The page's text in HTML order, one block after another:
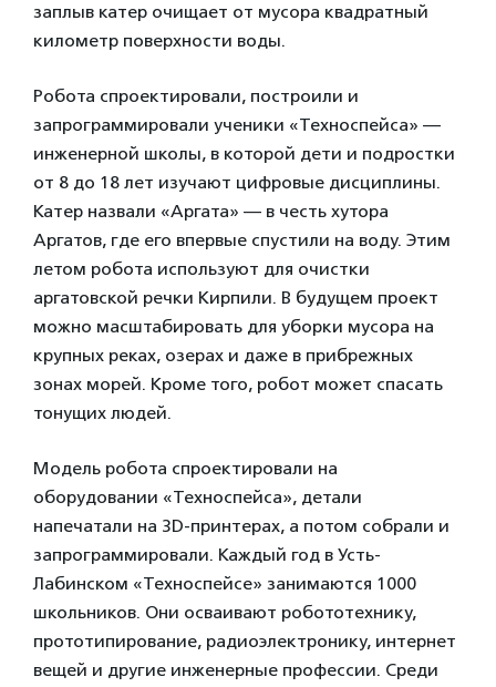
заплыв катер очищает от мусора квадратный
километр поверхности воды.
Робота спроектировали, построили и
запрограммировали ученики «Техноспейса» —
инженерной школы, в которой дети и подростки
от 8 до 18 лет изучают цифровые дисциплины.
Катер назвали «Аргата» — в честь хутора
Аргатов, где его впервые спустили на воду. Этим
летом робота используют для очистки
аргатовской речки Кирпили. В будущем проект
можно масштабировать для уборки мусора на
крупных реках, озерах и даже в прибрежных
зонах морей. Кроме того, робот может спасать
тонущих людей.
Модель робота спроектировали на
оборудовании «Техноспейса», детали
напечатали на 3D-принтерах, а потом собрали и
запрограммировали. Каждый год в Усть-
Лабинском «Техноспейсе» занимаются 1000
школьников. Они осваивают робототехнику,
прототипирование, радиоэлектронику, интернет
вещей и другие инженерные профессии. Среди